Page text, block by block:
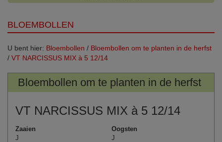
BLOEMBOLLEN
U bent hier: Bloembollen / Bloembollen om te planten in de herfst
/ VT NARCISSUS MIX à 5 12/14
Bloembollen om te planten in de herfst
VT NARCISSUS MIX à 5 12/14
Zaaien
Oogsten
J
J